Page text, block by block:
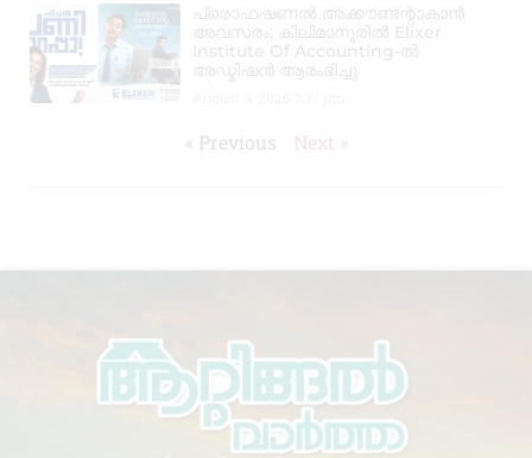
പ്രൊഫഷണൽ അക്കൗണ്ടന്റാകാൻ
അവസരം; കിലിമാനൂരിൽ Elixer
Institute Of Accounting-ൽ
അഡ്മിഷൻ ആരംഭിച്ചു
« Previous Next »